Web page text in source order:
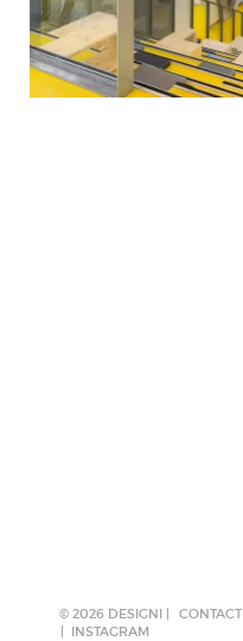
© 2026 DESIGNI | CONTACT
INSTAGRAM